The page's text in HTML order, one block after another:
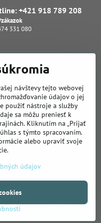
+421 918 789 208
331 080
dash kamery)
osobných údajov
BiznisWeb.sk
návštevy tejto webovej
údajov o jej
použiť nástroje a služby
sa môžu preniesť k
Kliknutím na „Prijať
s týmto spracovaním.
alebo upraviť svoje
údajov